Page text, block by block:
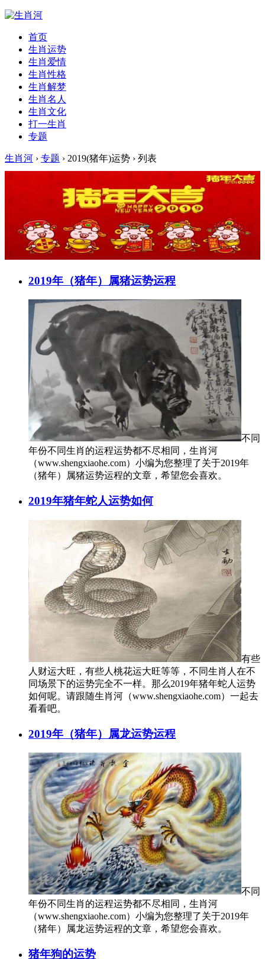
首页
生肖运势
生肖爱情
生肖性格
生肖解梦
生肖名人
生肖文化
打一生肖
专题
生肖河 › 专题 › 2019(猪年)运势 › 列表
2019年（猪年）属猪运势运程
不同
年份不同生肖的运程运势都不尽相同，生肖河
（www.shengxiaohe.com）小编为您整理了关于2019年
（猪年）属猪运势运程的文章，希望您会喜欢。
2019年猪年蛇人运势如何
有些
人财运大旺，有些人桃花运大旺等等，不同生肖人在不
同场景下的运势完全不一样。那么2019年猪年蛇人运势
如何呢。请跟随生肖河（www.shengxiaohe.com）一起去
看看吧。
2019年（猪年）属龙运势运程
不同
年份不同生肖的运程运势都不尽相同，生肖河
（www.shengxiaohe.com）小编为您整理了关于2019年
（猪年）属龙运势运程的文章，希望您会喜欢。
猪年狗的运势